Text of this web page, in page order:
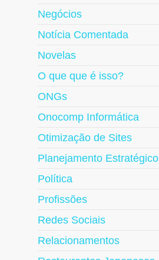
Negócios
Notícia Comentada
Novelas
O que que é isso?
ONGs
Onocomp Informática
Otimização de Sites
Planejamento Estratégico
Política
Profissões
Redes Sociais
Relacionamentos